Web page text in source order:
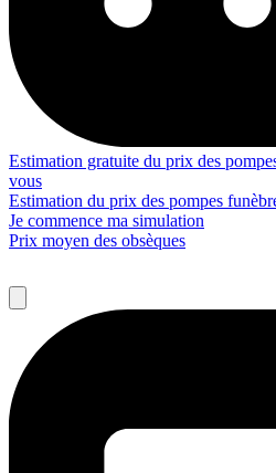
Estimation gratuite du prix des
vous
Estimation du prix des pompes
Je commence ma simulation
Prix moyen des obsèques